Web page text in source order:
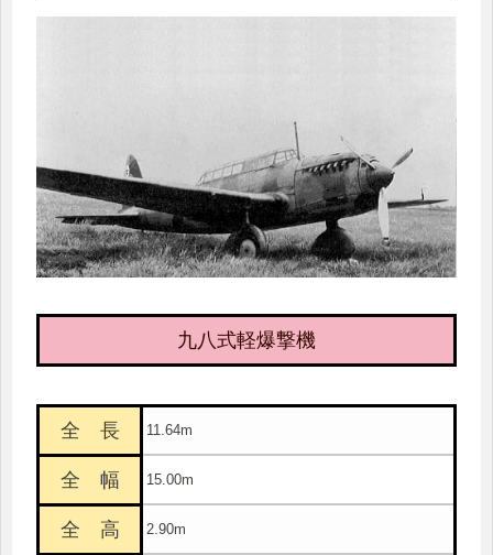
九八式軽爆撃機
全 長 11.64m
全 幅 15.00m
全 高 2.90m